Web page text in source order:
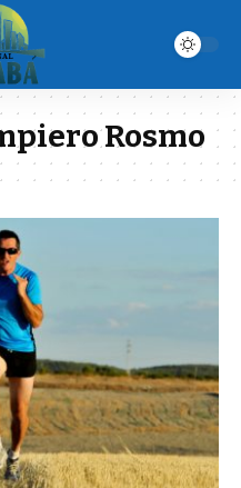
Rosmo